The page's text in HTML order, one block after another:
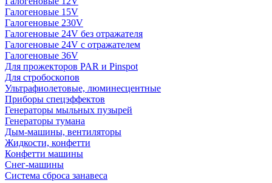
Галогеновые 15V
Галогеновые 230V
Галогеновые 24V без отражателя
Галогеновые 24V с отражателем
Галогеновые 36V
Для прожекторов PAR и Pinspot
Для стробоскопов
Ультрафиолетовые, люминесцентные
Приборы спецэффектов
Генераторы мыльных пузырей
Генераторы тумана
Дым-машины, вентиляторы
Жидкости, конфетти
Конфетти машины
Снег-машины
Система сброса занавеса